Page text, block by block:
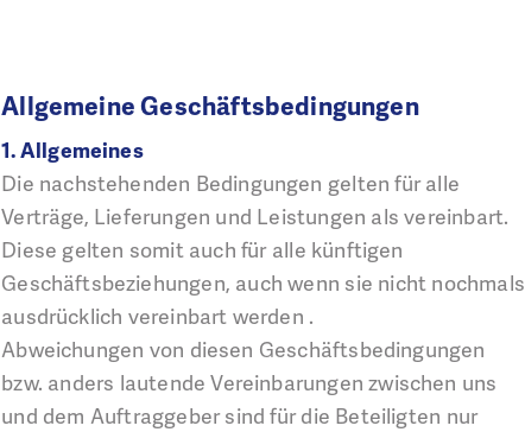
Allgemeine Geschäftsbedingungen
1. Allgemeines
Die nachstehenden Bedingungen gelten für alle
Verträge, Lieferungen und Leistungen als vereinbart.
Diese gelten somit auch für alle künftigen
Geschäftsbeziehungen, auch wenn sie nicht nochmals
ausdrücklich vereinbart werden .
Abweichungen von diesen Geschäftsbedingungen
bzw. anders lautende Vereinbarungen zwischen uns
und dem Auftraggeber sind für die Beteiligten nur